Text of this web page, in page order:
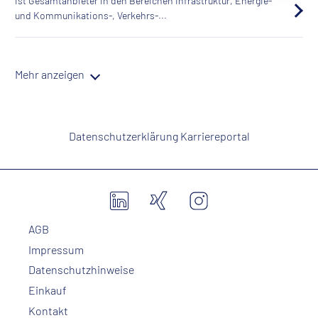
und Kommunikations-, Verkehrs-...
Mehr anzeigen
Datenschutzerklärung Karriereportal
AGB
Impressum
Datenschutzhinweise
Einkauf
Kontakt